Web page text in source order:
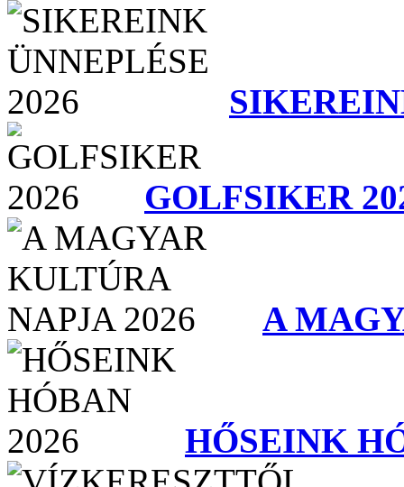
GOLFSIKER
A
HŐSEINK